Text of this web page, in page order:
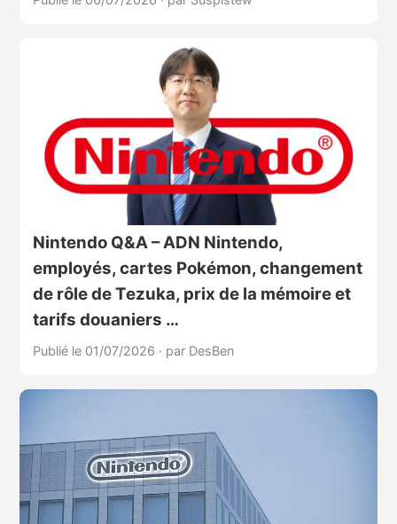
Nintendo Q&A – ADN Nintendo,
employés, cartes Pokémon, changement
de rôle de Tezuka, prix de la mémoire et
tarifs douaniers …
Publié le 01/07/2026 · par DesBen